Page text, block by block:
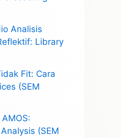
Analisis
Library
Fit: Cara
(SEM
(SEM